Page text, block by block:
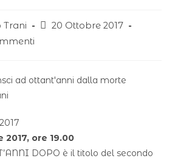
Trani
20 Ottobre 2017
ore 19.00
DOPO è il titolo del secondo